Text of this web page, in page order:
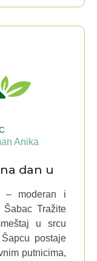
Anika
dan u
– moderan i
Tražite
u srcu
postaje
putnicima,